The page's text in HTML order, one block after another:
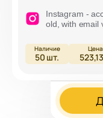
Instagram -
old, with email
50 шт.